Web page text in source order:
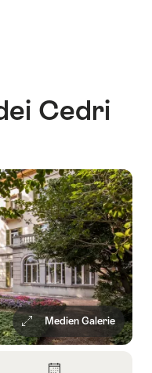
Cedri
Medien Galerie